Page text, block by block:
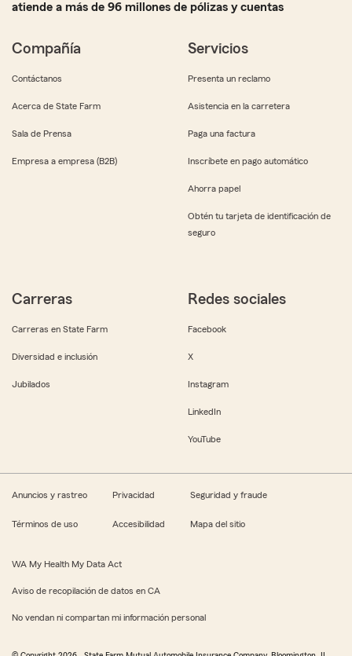
atiende a más de 96 millones de pólizas y cuentas
Compañía
Contáctanos
Acerca de State Farm
Sala de Prensa
Empresa a empresa (B2B)
Servicios
Presenta un reclamo
Asistencia en la carretera
Paga una factura
Inscríbete en pago automático
Ahorra papel
Obtén tu tarjeta de identificación de
seguro
Carreras
Carreras en State Farm
Diversidad e inclusión
Jubilados
Redes sociales
Facebook
X
Instagram
LinkedIn
YouTube
Anuncios y rastreo Privacidad Seguridad y fraude
Términos de uso Accesibilidad Mapa del sitio
WA My Health My Data Act
Aviso de recopilación de datos en CA
No vendan ni compartan mi información personal